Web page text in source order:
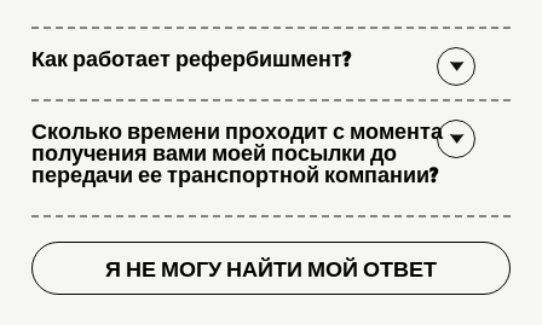
Как работает рефербишмент?
Сколько времени проходит с момента
получения вами моей посылки до
передачи ее транспортной компании?
Я НЕ МОГУ НАЙТИ МОЙ ОТВЕТ